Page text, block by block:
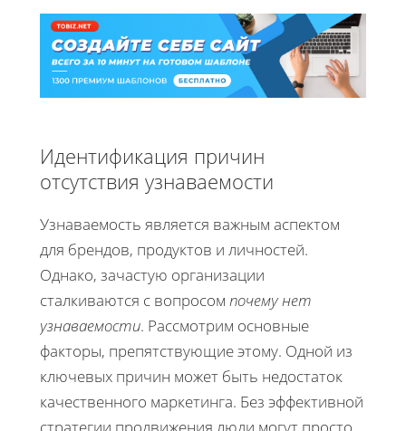
Идентификация причин
отсутствия узнаваемости
Узнаваемость является важным аспектом
для брендов, продуктов и личностей.
Однако, зачастую организации
сталкиваются с вопросом почему нет
узнаваемости. Рассмотрим основные
факторы, препятствующие этому. Одной из
ключевых причин может быть недостаток
качественного маркетинга. Без эффективной
стратегии продвижения люди могут просто